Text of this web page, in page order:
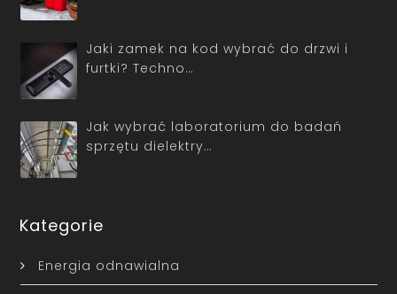
Jaki zamek na kod wybrać do drzwi i
furtki? Techno…
Jak wybrać laboratorium do badań
sprzętu dielektry…
Kategorie
Energia odnawialna